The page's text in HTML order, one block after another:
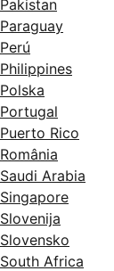
Pakistan
Paraguay
Perú
Philippines
Polska
Portugal
Puerto Rico
România
Saudi Arabia
Singapore
Slovenija
Slovensko
South Africa